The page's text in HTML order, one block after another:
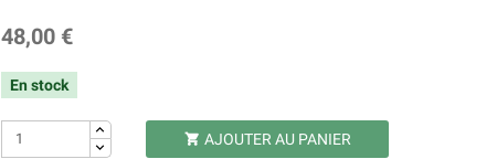
48,00 €
En stock
 AJOUTER AU PANIER